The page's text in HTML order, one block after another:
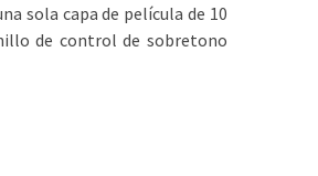
sola capa de película de 10
de control de sobretono